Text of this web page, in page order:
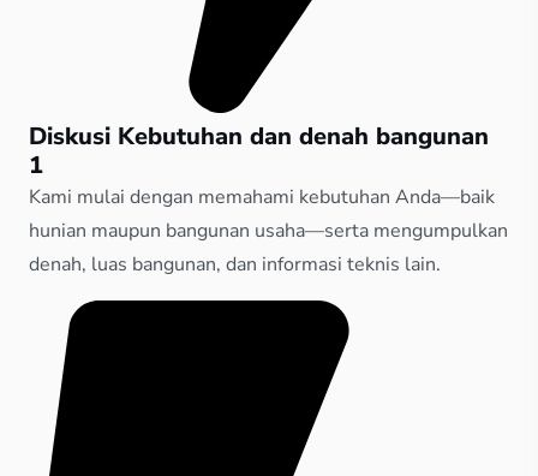
Diskusi Kebutuhan dan denah bangunan
1
Kami mulai dengan memahami kebutuhan Anda—baik
hunian maupun bangunan usaha—serta mengumpulkan
denah, luas bangunan, dan informasi teknis lain.